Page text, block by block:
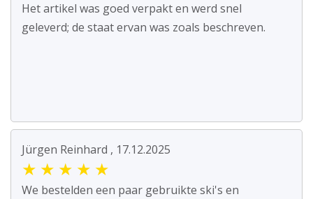
Het artikel was goed verpakt en werd snel
geleverd; de staat ervan was zoals beschreven.
Jürgen Reinhard , 17.12.2025
★ ★ ★ ★ ★
We bestelden een paar gebruikte ski's en